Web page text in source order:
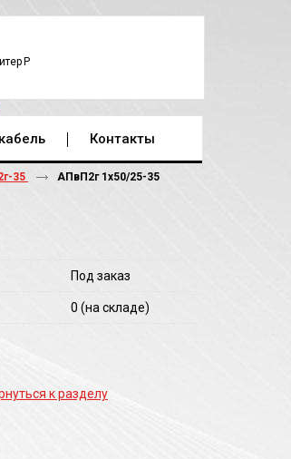
Р
Контакты
35 АПвП2г 1х50/25-35
Под заказ
0 (на складе)
к разделу